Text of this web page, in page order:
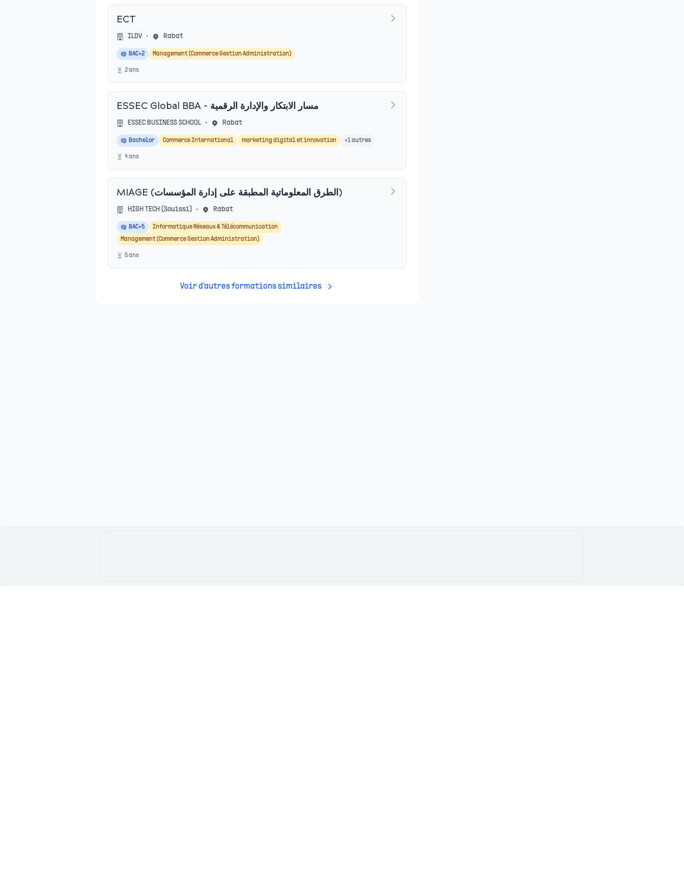
ECT
ILDV • Rabat
BAC+2 Management (Commerce Gestion Administration)
2ans
ESSEC Global BBA - مسار الابتكار والإدارة الرقمية
ESSEC BUSINESS SCHOOL • Rabat
Bachelor Commerce International marketing digital et innovation +1autres
4ans
MIAGE (الطرق المعلوماتية المطبقة على إدارة المؤسسات)
HIGH TECH (Souissi) • Rabat
BAC+5
Informatique Réseaux & Télécommunication
Management (Commerce Gestion Administration)
5ans
Voir d'autres formations similaires